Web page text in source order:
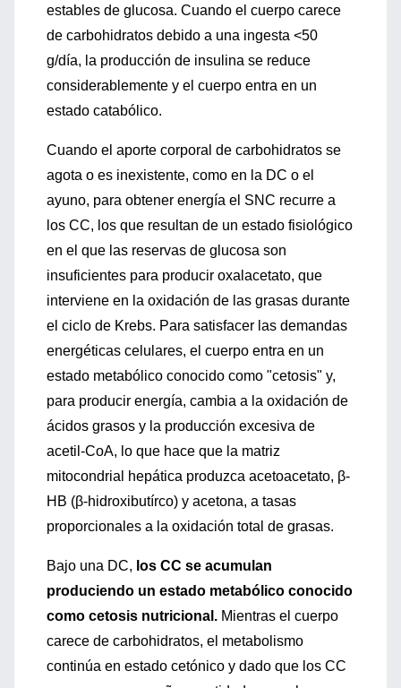
estables de glucosa. Cuando el cuerpo carece
de carbohidratos debido a una ingesta <50
g/día, la producción de insulina se reduce
considerablemente y el cuerpo entra en un
estado catabólico.
Cuando el aporte corporal de carbohidratos se
agota o es inexistente, como en la DC o el
ayuno, para obtener energía el SNC recurre a
los CC, los que resultan de un estado fisiológico
en el que las reservas de glucosa son
insuficientes para producir oxalacetato, que
interviene en la oxidación de las grasas durante
el ciclo de Krebs. Para satisfacer las demandas
energéticas celulares, el cuerpo entra en un
estado metabólico conocido como "cetosis" y,
para producir energía, cambia a la oxidación de
ácidos grasos y la producción excesiva de
acetil-CoA, lo que hace que la matriz
mitocondrial hepática produzca acetoacetato, β-
HB (β-hidroxibutírco) y acetona, a tasas
proporcionales a la oxidación total de grasas.
Bajo una DC, los CC se acumulan
produciendo un estado metabólico conocido
como cetosis nutricional. Mientras el cuerpo
carece de carbohidratos, el metabolismo
continúa en estado cetónico y dado que los CC